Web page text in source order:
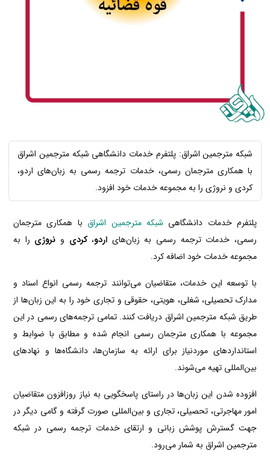
شبکه مترجمین اشراق: پلتفرم خدمات دانشگاهی شبکه مترجمین اشراق
با همکاری مترجمان رسمی، خدمات ترجمه رسمی به زبان‌های اردو،
کردی و نروژی را به مجموعه خدمات خود افزود.
پلتفرم خدمات دانشگاهی شبکه مترجمین اشراق با همکاری مترجمان
رسمی، خدمات ترجمه رسمی به زبان‌های اردو،کردی و نروژی را به
مجموعه خدمات خود اضافه کرد.
با توسعه این خدمات، متقاضیان می‌توانند ترجمه رسمی انواع اسناد و
مدارک تحصیلی، شغلی، هویتی، حقوقی و تجاری خود را به این زبان‌ها از
طریق شبکه مترجمین اشراق دریافت کنند. تمامی ترجمه‌های رسمی در این
مجموعه با همکاری مترجمان رسمی انجام شده و مطابق با ضوابط و
استانداردهای موردنیاز برای ارائه به سازمان‌ها، دانشگاه‌ها و نهادهای
بین‌المللی تهیه می‌شوند.
افزوده شدن این زبان‌ها در راستای پاسخگویی به نیاز روزافزون متقاضیان
امور مهاجرتی، تحصیلی، تجاری و بین‌المللی صورت گرفته و گامی دیگر در
جهت گسترش پوشش زبانی و ارتقای خدمات ترجمه رسمی در شبکه
مترجمین اشراق به شمار می‌رود.